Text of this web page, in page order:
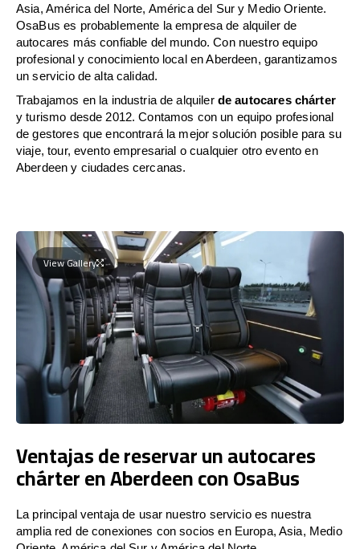
Asia, América del Norte, América del Sur y Medio Oriente.
OsaBus es probablemente la empresa de alquiler de
autocares más confiable del mundo. Con nuestro equipo
profesional y conocimiento local en Aberdeen, garantizamos
un servicio de alta calidad.
Trabajamos en la industria de alquiler de autocares chárter
y turismo desde 2012. Contamos con un equipo profesional
de gestores que encontrará la mejor solución posible para su
viaje, tour, evento empresarial o cualquier otro evento en
Aberdeen y ciudades cercanas.
View Gallery
Ventajas de reservar un autocares
chárter en Aberdeen con OsaBus
La principal ventaja de usar nuestro servicio es nuestra
amplia red de conexiones con socios en Europa, Asia, Medio